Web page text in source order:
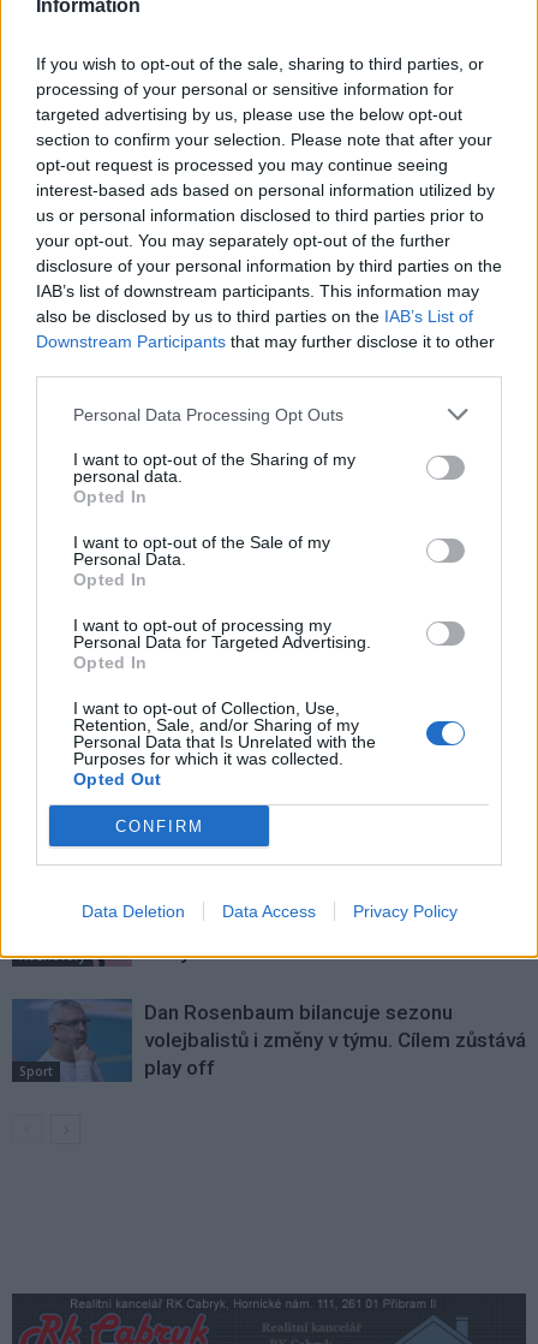
Information
If you wish to opt-out of the sale, sharing to third parties, or
processing of your personal or sensitive information for
targeted advertising by us, please use the below opt-out
section to confirm your selection. Please note that after your
opt-out request is processed you may continue seeing
interest-based ads based on personal information utilized by
us or personal information disclosed to third parties prior to
your opt-out. You may separately opt-out of the further
disclosure of your personal information by third parties on the
IAB’s list of downstream participants. This information may
also be disclosed by us to third parties on the IAB’s List of
Downstream Participants that may further disclose it to other
Personal Data Processing Opt Outs
I want to opt-out of the Sharing of my
personal data.
Opted In
I want to opt-out of the Sale of my
Personal Data.
Opted In
I want to opt-out of processing my
Personal Data for Targeted Advertising.
Opted In
I want to opt-out of Collection, Use,
Retention, Sale, and/or Sharing of my
Personal Data that Is Unrelated with the
Purposes for which it was collected.
Opted Out
CONFIRM
Data Deletion Data Access Privacy Policy
Přejeme všem v roce 2018 pevné zdraví, hodně štěstí a spousty
Trenéři TJ Spartak Příbram, oddíl házené
Komentáře
TAGY hazená hodnocení Příbram rok TJ Spartak
Předchozí článek
Novoroční přání starosty města
Následující článek
VÍCE OD AUTORA
Sedlčansko
Rallycross Cup se vrací do Sedlčan.
O vítězství bude bojovat přes šedesát
jezdců
Rozhovory
Daniel Rosenbaum potřeboval změnit
prostředí. Teď bude naším soupeřem,
říká jeho otec
Sport
Dan Rosenbaum bilancuje sezonu
volejbalistů i změny v týmu. Cílem zůstává
play off